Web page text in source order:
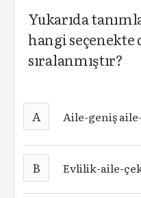
Yukarıda
hangi seçenekte
sıralanmıştır?
A Aile-geniş
B Evlilik-aile-